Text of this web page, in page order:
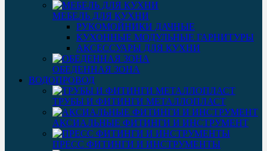
МЕБЕЛЬ ДЛЯ КУХНИ
РУКОМОЙНИКИ ДАЧНЫЕ
КУХОННЫЕ МОДУЛЬНЫЕ ГАРНИТУРЫ
АКСЕССУАРЫ ДЛЯ КУХНИ
ОБЕДЕННАЯ ЗОНА
ВОДОПРОВОД
ТРУБЫ И ФИТИНГИ МЕТАЛЛОПЛАСТ
АКСИАЛЬНЫЕ ФИТИНГИ И ИНСТРУМЕНТ
ПРЕСС ФИТИНГИ И ИНСТРУМЕНТЫ